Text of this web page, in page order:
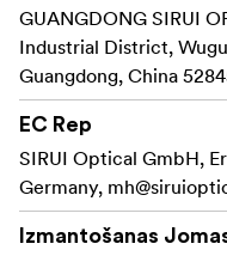
Max Load: 18Kg
GUANGDONG SIRUI
Industrial District,
Guangdong, China
EC Rep
SIRUI Optical GmbH,
Germany,
Izmantošanas